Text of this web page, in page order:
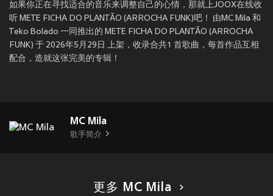
如果你正在寻找适合的音乐来调整自己的心情，那就上JOOX在线收
听 METE FICHA DO PLANTÃO (ARROCHA FUNK)吧！ 由MC Mila 和
Teko Bolado 一同推出的 METE FICHA DO PLANTÃO (ARROCHA
FUNK) 于 2026年5月29日 上架，收录合共1 首歌曲，每首作品互相
配合，造就这张完美的专辑！
MC Mila
歌手简介
更多 MC Mila